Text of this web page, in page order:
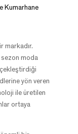
Kumarhane
markadır.
sezon moda
yön veren
ile üretilen
ortaya